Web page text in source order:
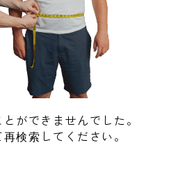
ができませんでした。
検索してください。